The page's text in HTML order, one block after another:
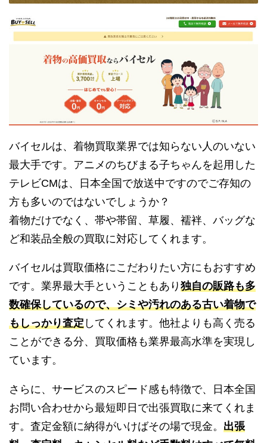
バイセルは、着物買取業界では知らない人のいない
最大手です。アニメのちびまる子ちゃんを起用した
テレビCMは、日本全国で放送中ですのでご存知の
方も多いのではないでしょうか？
着物だけでなく、帯や帯留、草履、襦袢、バッグな
ど和装品全般の買取に対応してくれます。
バイセルは買取価格にこだわりたい方にもおすすめ
です。業界最大手ということもあり 独自の販路も多
数確保しているので、シミや汚れのある古い着物で
もしっかり査定 してくれます。他社よりも高く売る
ことができる分、買取価格も業界最高水準を実現し
ています。
さらに、サービスのスピード感も特徴で、日本全国
お問い合わせから最短即日で出張買取に来てくれま
す。査定金額に納得がいけばその場で現金。 出張